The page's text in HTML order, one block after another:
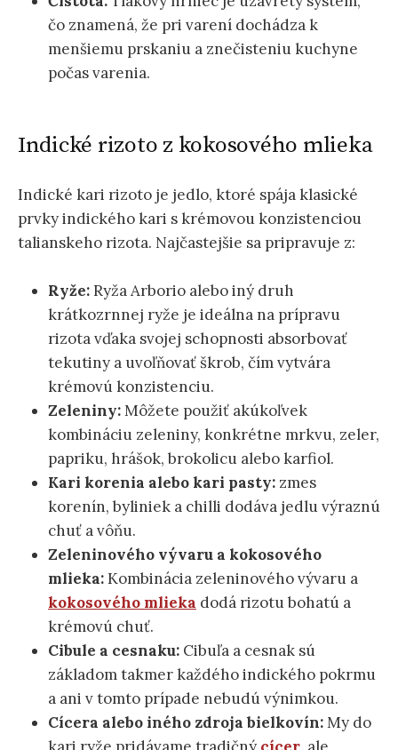
čo znamená, že pri varení dochádza k
menšiemu prskaniu a znečisteniu kuchyne
počas varenia.
Indické rizoto z kokosového mlieka
Indické kari rizoto je jedlo, ktoré spája klasické
prvky indického kari s krémovou konzistenciou
talianskeho rizota. Najčastejšie sa pripravuje z:
Ryže:Ryža Arborio alebo iný druh
krátkozrnnej ryže je ideálna na prípravu
rizota vďaka svojej schopnosti absorbovať
tekutiny a uvoľňovať škrob, čím vytvára
krémovú konzistenciu.
Zeleniny:Môžete použiť akúkoľvek
kombináciu zeleniny, konkrétne mrkvu, zeler,
papriku, hrášok, brokolicu alebo karfiol.
Kari korenia alebo kari pasty: zmes
korenín, byliniek a chilli dodáva jedlu výraznú
chuť a vôňu.
Zeleninového vývaru a kokosového
mlieka:Kombinácia zeleninového vývaru a
kokosového mlieka dodá rizotu bohatú a
krémovú chuť.
Cibule a cesnaku: Cibuľa a cesnak sú
základom takmer každého indického pokrmu
a ani v tomto prípade nebudú výnimkou.
Cícera alebo iného zdroja bielkovín:My do